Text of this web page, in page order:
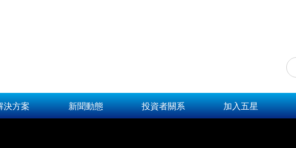
決方案 新聞動態 投資者關系 加入五星